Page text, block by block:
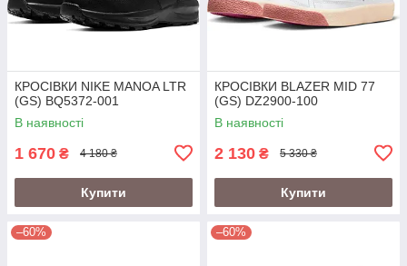
КРОСІВКИ NIKE MANOA LTR
(GS) BQ5372-001
В наявності
1 670 ₴ 4 180 ₴
Купити
КРОСІВКИ BLAZER MID 77
(GS) DZ2900-100
В наявності
2 130 ₴ 5 330 ₴
Купити
–60% –60%